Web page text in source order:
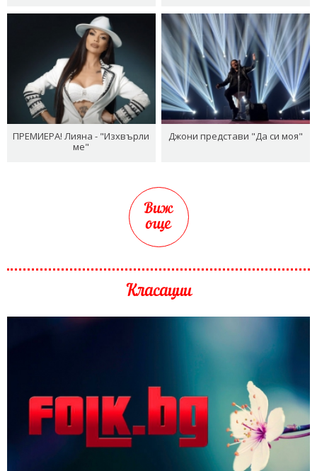
ПРЕМИЕРА! Лияна - "Изхвърли
ме"
Джони представи "Да си моя"
Виж
още
Класации